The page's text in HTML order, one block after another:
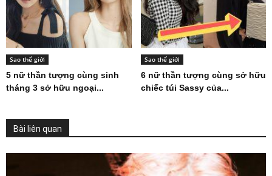
Sao thế giới
5 nữ thần tượng cùng sinh
tháng 3 sở hữu ngoại...
Sao thế giới
6 nữ thần tượng cùng sở hữu
chiếc túi Sassy của...
Bài liên quan